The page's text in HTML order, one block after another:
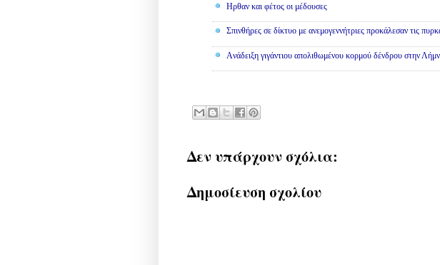
Ηρθαν και φέτος οι μέδουσες
Σπινθήρες σε δίκτυο με ανεμογεννήτριες προκάλεσαν τις
Aνάδειξη γιγάντιου απολιθωμένου κορμού δένδρου στην
Δεν υπάρχουν σχόλια:
Δημοσίευση σχολίου